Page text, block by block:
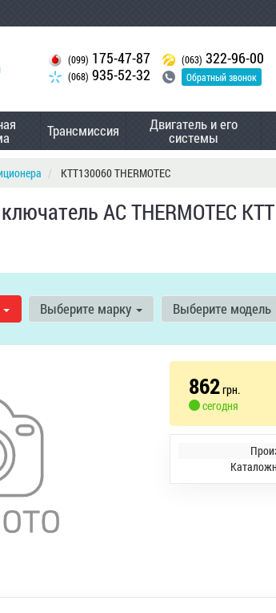
(099) 175-47-87
(068) 935-52-32
(063) 322-96-00
Обратный звонок
Трансмиссия Двигатель и его
системы
KTT130060 THERMOTEC
AC THERMOTEC
Выберите марку Выберите модель
862грн.
сегодня